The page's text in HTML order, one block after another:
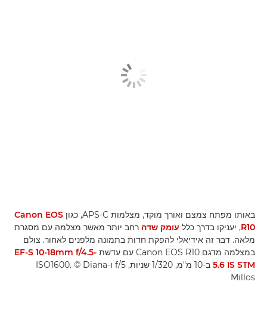
באותו מפתח צמצם ואורך מוקד, מצלמות APS-C, כגון
Canon EOS
R10, יעניקו בדרך כלל עומק שדה רחב יותר מאשר מצלמה עם מסגרת
מלאה. דבר זה אידיאלי להפקת חדות בתמונה מלפנים לאחור. צולם
במצלמה מדגם Canon EOS R10 עם עדשת
EF-S 10-18mm f/4.5-
5.6 IS STM
ב-10 מ"מ, 1/320 שניות, f/5 ו-ISO1600. ‎© Diana
Millos